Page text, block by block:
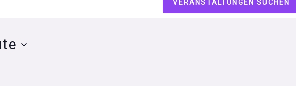
VERANSTALTUNGEN SUCHEN